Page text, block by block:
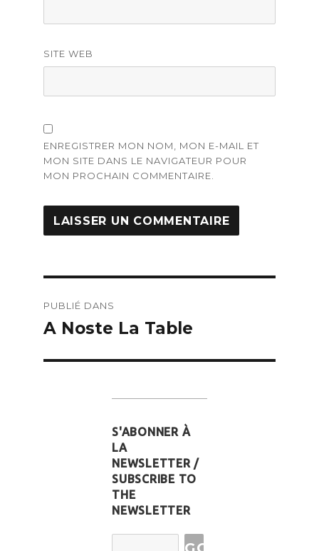
SITE WEB
ENREGISTRER MON NOM, MON E-MAIL ET
MON SITE DANS LE NAVIGATEUR POUR
MON PROCHAIN COMMENTAIRE.
de
PUBLIÉ DANS
A Noste La Table
S'ABONNER À
LA
NEWSLETTER /
SUBSCRIBE TO
THE
NEWSLETTER
Email